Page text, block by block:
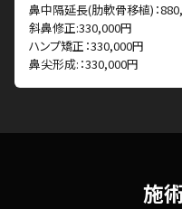
鼻中隔延長(肋軟骨移植)：
斜鼻修正:330,000円
ハンプ矯正：330,000円
鼻尖形成:：330,000円
施